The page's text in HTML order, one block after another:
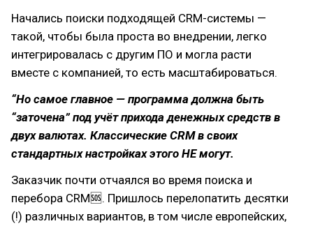
Начались поиски подходящей CRM-системы —
такой, чтобы была проста во внедрении, легко
интегрировалась с другим ПО и могла расти
вместе с компанией, то есть масштабироваться.
“Но самое главное — программа должна быть
“заточена” под учёт прихода денежных средств в
двух валютах. Классические CRM в своих
стандартных настройках этого НЕ могут.
Заказчик почти отчаялся во время поиска и
перебора CRM🆘. Пришлось перелопатить десятки
(!) различных вариантов, в том числе европейских,